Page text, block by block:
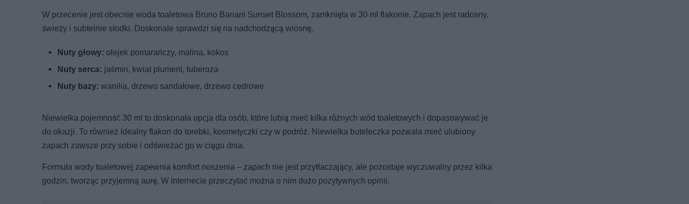
W przecenie jest obecnie woda toaletowa Bruno Banani Sunset Blossom, zamknięta w 30 ml flakonie. Zapach jest radosny,
świeży i subtelnie słodki. Doskonale sprawdzi się na nadchodzącą wiosnę.
Nuty głowy: olejek pomarańczy, malina, kokos
Nuty serca: jaśmin, kwiat plumerii, tuberoza
Nuty bazy: wanilia, drzewo sandałowe, drzewo cedrowe
Niewielka pojemność 30 ml to doskonała opcja dla osób, które lubią mieć kilka różnych wód toaletowych i dopasowywać je
do okazji. To również idealny flakon do torebki, kosmetyczki czy w podróż. Niewielka buteleczka pozwala mieć ulubiony
zapach zawsze przy sobie i odświeżać go w ciągu dnia.
Formuła wody toaletowej zapewnia komfort noszenia – zapach nie jest przytłaczający, ale pozostaje wyczuwalny przez kilka
godzin, tworząc przyjemną aurę. W Internecie przeczytać można o nim dużo pozytywnych opinii.